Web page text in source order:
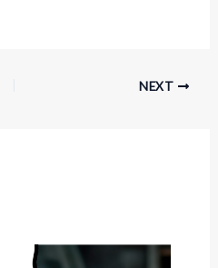
NEXT